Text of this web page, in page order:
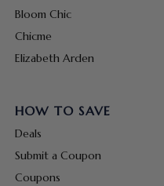
Bloom Chic
Chicme
Elizabeth Arden
HOW TO SAVE
Deals
Submit a Coupon
Coupons